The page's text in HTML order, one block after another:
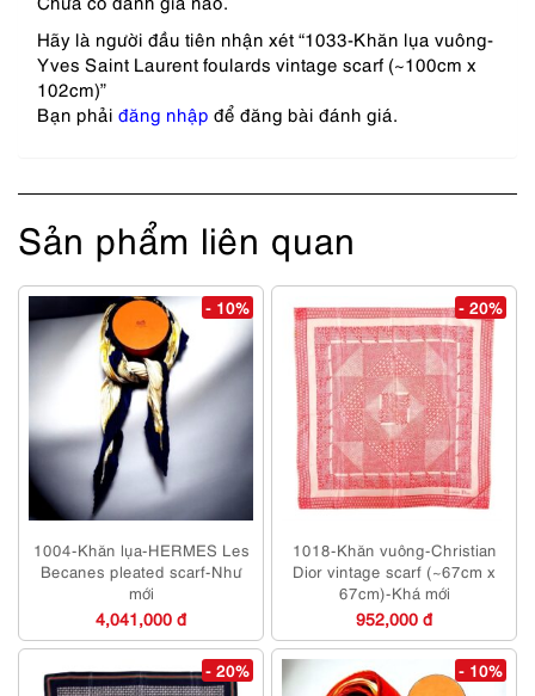
Hãy là người đầu tiên nhận xét “1033-Khăn lụa vuông-
Yves Saint Laurent foulards vintage scarf (~100cm x
102cm)”
Bạn phải đăng nhập để đăng bài đánh giá.
Sản phẩm liên quan
- 10%
1004-Khăn lụa-HERMES Les
Becanes pleated scarf-Như
mới
4,041,000 đ
- 20%
1018-Khăn vuông-Christian
Dior vintage scarf (~67cm x
67cm)-Khá mới
952,000 đ
- 20% - 10%